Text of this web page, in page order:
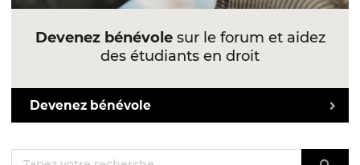
Devenez bénévolesur le forum et aidez
des étudiants en droit
Devenez bénévole